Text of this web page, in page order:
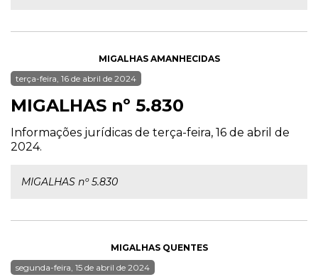
MIGALHAS AMANHECIDAS
terça-feira, 16 de abril de 2024
MIGALHAS nº 5.830
Informações jurídicas de terça-feira, 16 de abril de
2024.
MIGALHAS nº 5.830
MIGALHAS QUENTES
segunda-feira, 15 de abril de 2024